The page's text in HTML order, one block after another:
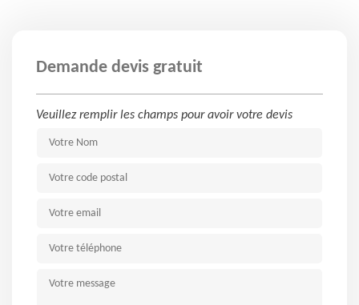
Demande devis gratuit
Veuillez remplir les champs pour avoir votre devis